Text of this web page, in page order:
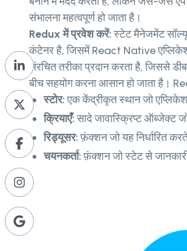
संभालना महत्वपूर्ण हो जाता है।
Redux में प्रवेश करें:स्टेट मैनेजमेंट
कंटेनर है, जिसमें React Native
संरचित तरीका प्रदान करता है, जिससे
बीच सहयोग करना आसान हो जाता है।
स्टोर:एक केंद्रीकृत स्थान जो
क्रियाएँ:सादे जावास्क्रिप्ट ऑब्जेक्ट
रिड्यूसर:फ़ंक्शन जो यह निर्धारित
चयनकर्ता:फ़ंक्शन जो स्टेट से